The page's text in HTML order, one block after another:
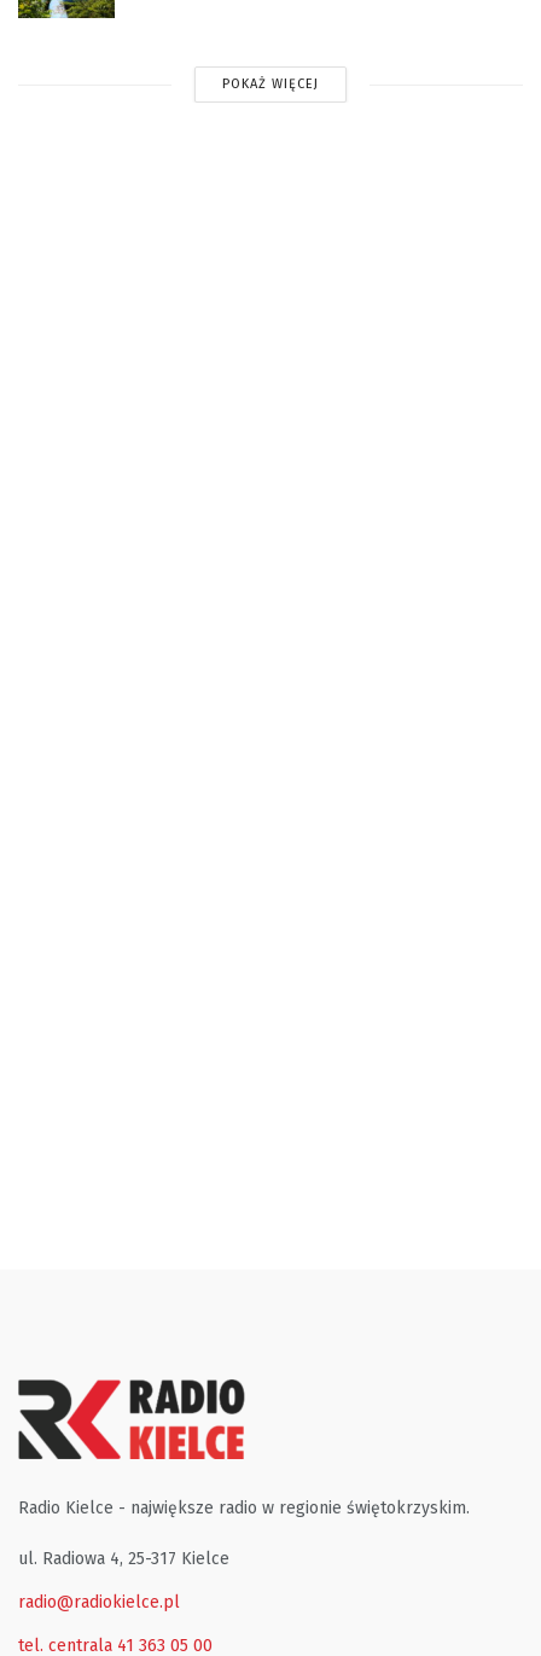
POKAŻ WIĘCEJ
Radio Kielce - największe radio w regionie świętokrzyskim.
ul. Radiowa 4, 25-317 Kielce
radio@radiokielce.pl
tel. centrala 41 363 05 00